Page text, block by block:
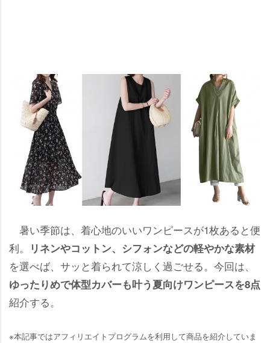
暑い季節は、着心地のいいワンピースが1枚あると便
利。
リネンやコットン、シフォンなどの軽やかな素材
を選べば、サッと着られて涼しく過ごせる。今回は、
ゆったりめで体型カバーも叶う夏向けワンピースを8点
紹介する。
※本記事ではアフィリエイトプログラムを利用して商品を紹介していま